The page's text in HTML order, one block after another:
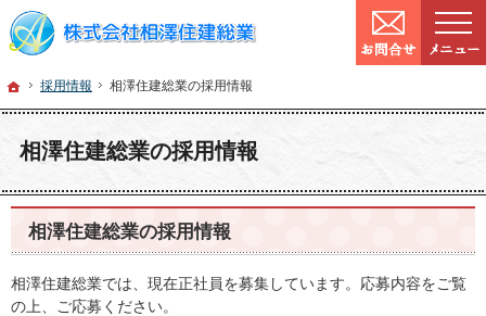
ホーム
採用情報 相澤住建総業の採用情報
相澤住建総業の採用情報
確かな技術と信頼。宮城県仙台市の塗装・リフォームを手がける工務店なら当社へ
宮城県仙台市の塗装・リフォームなら工務店の相澤住建総業
相澤住建総業の採用情報
相澤住建総業では、現在正社員を募集しています。応募内容をご覧
の上、ご応募ください。
ホーム採用情報 相